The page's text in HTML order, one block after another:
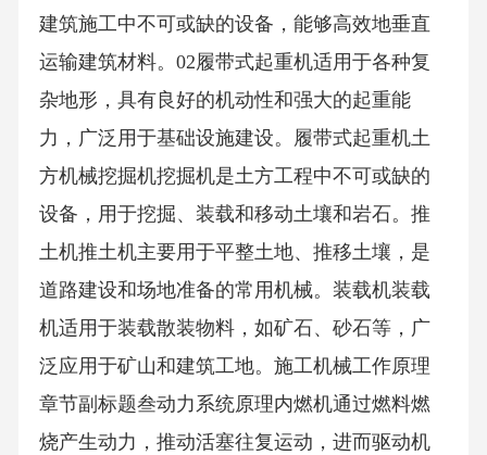
建筑施工中不可或缺的设备，能够高效地垂直
运输建筑材料。02履带式起重机适用于各种复
杂地形，具有良好的机动性和强大的起重能
力，广泛用于基础设施建设。履带式起重机土
方机械挖掘机挖掘机是土方工程中不可或缺的
设备，用于挖掘、装载和移动土壤和岩石。推
土机推土机主要用于平整土地、推移土壤，是
道路建设和场地准备的常用机械。装载机装载
机适用于装载散装物料，如矿石、砂石等，广
泛应用于矿山和建筑工地。施工机械工作原理
章节副标题叁动力系统原理内燃机通过燃料燃
烧产生动力，推动活塞往复运动，进而驱动机